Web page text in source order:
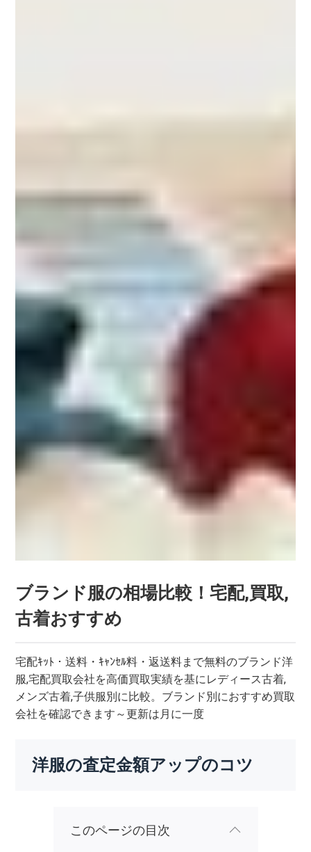
ブランド服の相場比較！宅配,買取,
古着おすすめ
宅配ｷｯﾄ・送料・ｷｬﾝｾﾙ料・返送料まで無料のブランド洋
服,宅配買取会社を高価買取実績を基にレディース古着,
メンズ古着,子供服別に比較。ブランド別におすすめ買取
会社を確認できます～更新は月に一度
洋服の査定金額アップのコツ
このページの目次